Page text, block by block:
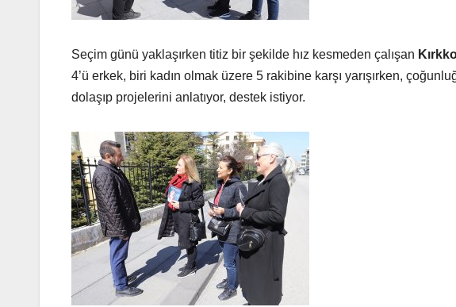
Seçim günü yaklaşırken titiz bir şekilde hız kesmeden çalışan
4’ü erkek, biri kadın olmak üzere 5 rakibine karşı yarışırken,
dolaşıp projelerini anlatıyor, destek istiyor.